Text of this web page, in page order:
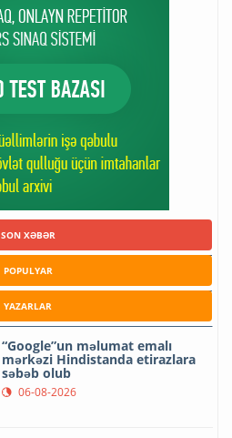
SON XƏBƏR
POPULYAR
YAZARLAR
“Google”un məlumat emalı
mərkəzi Hindistanda etirazlara
səbəb olub
06-08-2026